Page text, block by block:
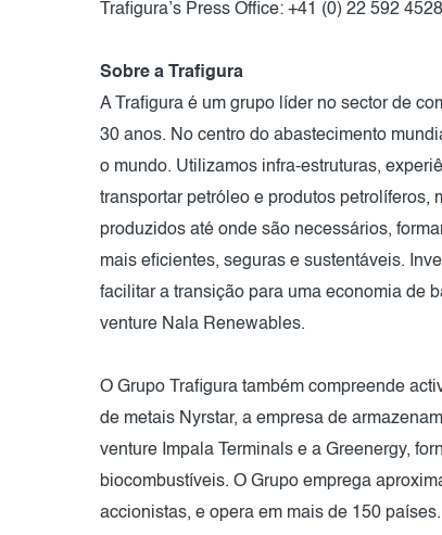
Trafigura’s Press Office: +41 (0) 22 592
Sobre a Trafigura
A Trafigura é um grupo líder no sector de
30 anos. No centro do abastecimento
o mundo. Utilizamos infra-estruturas,
transportar petróleo e produtos
produzidos até onde são necessários,
mais eficientes, seguras e sustentáveis.
facilitar a transição para uma economia de
venture Nala Renewables.
O Grupo Trafigura também compreende
de metais Nyrstar, a empresa de
venture Impala Terminals e a Greenergy,
biocombustíveis. O Grupo emprega
accionistas, e opera em mais de 150 países.